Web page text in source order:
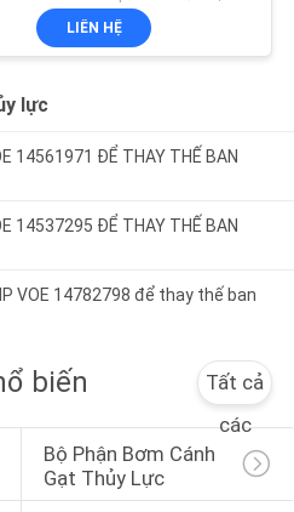
bơm piston Dịch vụ sửa
chữa bảo trì
LIÊN HỆ
lực
14561971 ĐỂ THAY THẾ BAN
14537295 ĐỂ THAY THẾ BAN
VOE 14782798 để thay thế ban
biến
Tất cả
các
Bộ Phận Bơm Cánh
Gạt Thủy Lực